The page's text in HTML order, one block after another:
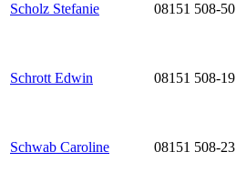
Scholz Stefanie 08151 508-50
Schrott Edwin 08151 508-19
Schwab Caroline 08151 508-23